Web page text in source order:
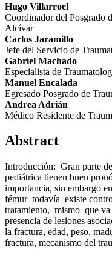
Hugo Villarroel
Coordinador del Posgrado
Alcívar
Carlos Jaramillo
Jefe del Servicio de
Gabriel Machado
Especialista de
Manuel Encalada
Egresado Posgrado de
Andrea Adrián
Médico Residente de
Abstract
Introducción: Gran parte
pediátrica tienen buen
importancia, sin embargo
fémur todavía existe
tratamiento, mismo que va
presencia de lesiones
la fractura, edad, peso,
fractura, mecanismo del